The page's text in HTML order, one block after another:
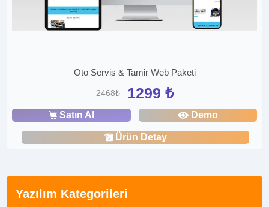
Yazılım Kategorileri
Oto Servis & Tamir Web Paketi
2468₺ 1299 ₺
Satın Al Demo
Ürün Detay